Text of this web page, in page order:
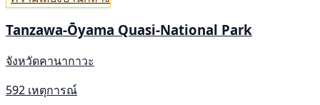
Tanzawa-Ōyama Quasi-National Park
จังหวัดคานากาวะ
592 เหตุการณ์